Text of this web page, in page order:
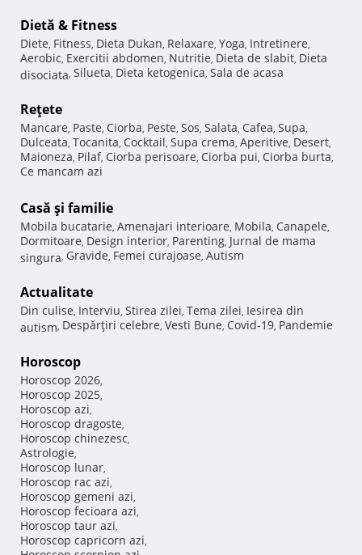
Dietă & Fitness
Diete, Fitness, Dieta Dukan, Relaxare, Yoga, Intretinere,
Aerobic, Exercitii abdomen, Nutritie, Dieta de slabit, Dieta
disociata, Silueta, Dieta ketogenica, Sala de acasa
Reţete
Mancare, Paste, Ciorba, Peste, Sos, Salata, Cafea, Supa,
Dulceata, Tocanita, Cocktail, Supa crema, Aperitive, Desert,
Maioneza, Pilaf, Ciorba perisoare, Ciorba pui, Ciorba burta,
Ce mancam azi
Casă şi familie
Mobila bucatarie, Amenajari interioare, Mobila, Canapele,
Dormitoare, Design interior, Parenting, Jurnal de mama
singura, Gravide, Femei curajoase, Autism
Actualitate
Din culise, Interviu, Stirea zilei, Tema zilei, Iesirea din
autism, Despărţiri celebre, Vesti Bune, Covid-19, Pandemie
Horoscop
Horoscop 2026,
Horoscop 2025,
Horoscop azi,
Horoscop dragoste,
Horoscop chinezesc,
Astrologie,
Horoscop lunar,
Horoscop rac azi,
Horoscop gemeni azi,
Horoscop fecioara azi,
Horoscop taur azi,
Horoscop capricorn azi,